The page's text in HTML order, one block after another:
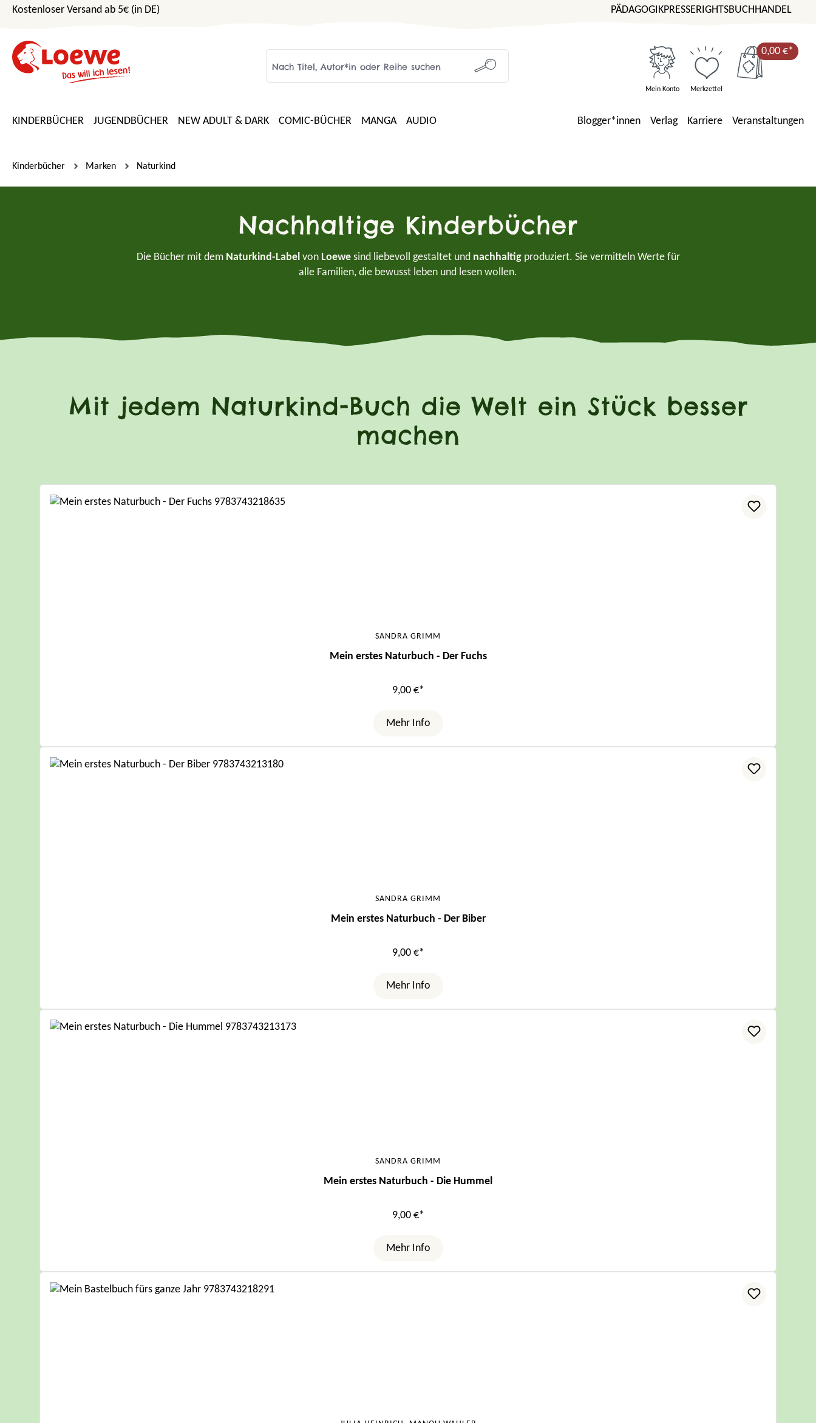
Hauptinhalt springen
Zur Suche springen
Zur Hauptnavigation springen
Kostenloser Versand ab 5€ (in DE) PÄDAGOGIKPRESSERIGHTSBUCHHANDEL
Mein Konto Merkzettel
0,00 €*
KINDERBÜCHER JUGENDBÜCHER NEW ADULT & DARK COMIC-BÜCHER MANGA AUDIO Blogger*innen Verlag Karriere Veranstaltungen
Kinderbücher Marken Naturkind
Nachhaltige Kinderbücher
Die Bücher mit dem Naturkind-Labelvon Loewe sind liebevoll gestaltet und nachhaltig produziert. Sie vermitteln Werte für
alle Familien, die bewusst leben und lesen wollen.
Mit jedem Naturkind-Buch die Welt ein Stück besser
machen
SANDRA GRIMM
Mein erstes Naturbuch - Der Fuchs
9,00 €*
Mehr Info
SANDRA GRIMM
Mein erstes Naturbuch - Der Biber
9,00 €*
Mehr Info
SANDRA GRIMM
Mein erstes Naturbuch - Die Hummel
9,00 €*
Mehr Info